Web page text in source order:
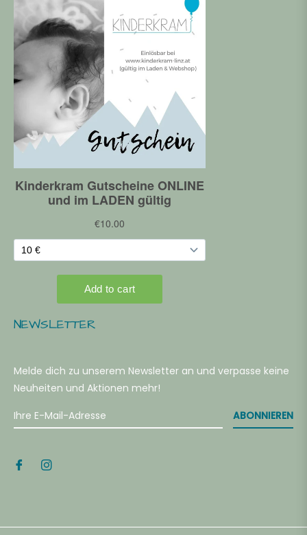
NEWSLETTER
Melde dich zu unserem Newsletter an und verpasse keine
Neuheiten und Aktionen mehr!
ABONNIEREN